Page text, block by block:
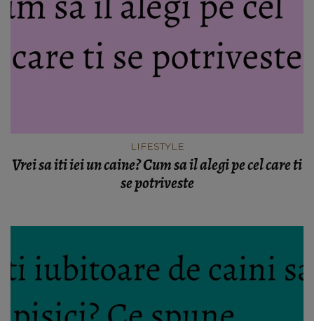
LIFESTYLE
Vrei sa iti iei un caine? Cum sa il alegi pe cel care ti
se potriveste